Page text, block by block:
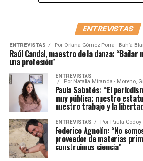
ENTREVISTAS
ENTREVISTAS Por Oriana Gómez Porra - Bahía
Raúl Candal, maestro de la danza: “Bailar
una profesión”
ENTREVISTAS
Por Natalia Miranda - Moreno,
Paula Sabatés: “El
muy pública; nuestro
nuestro trabajo y la
ENTREVISTAS Por Paula Godoy
Federico Agnolín: “No
proveedor de materias
construimos ciencia”